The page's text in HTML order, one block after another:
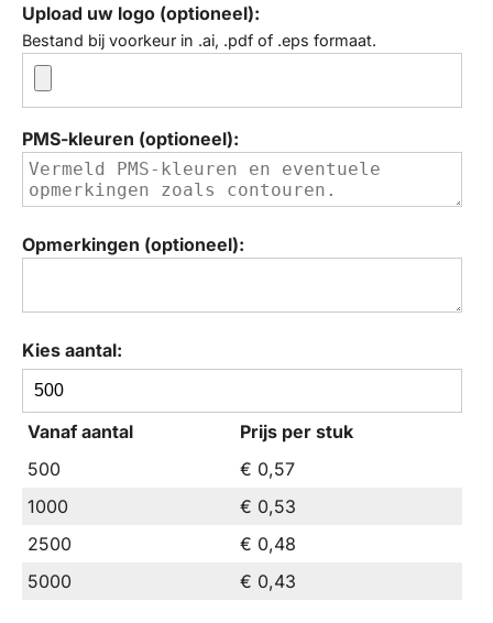
Upload uw logo (optioneel):
Bestand bij voorkeur in .ai, .pdf of .eps formaat.
PMS-kleuren (optioneel):
Opmerkingen (optioneel):
Kies aantal:
BIC®
Evolution
Digital
ECOlutions®
End
potlood
Vanaf aantal
Prijs per stuk
500
€ 0,57
1000
€ 0,53
2500
€ 0,48
5000
€ 0,43